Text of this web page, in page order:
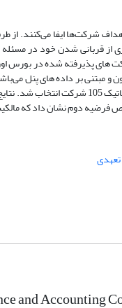
شرکت‌ها ایفا می‌کنند. از
از قربانی شدن خود در
بر داده های پنل
بورس اوراق بهادار تهران تشکیل
فرضیه دوم نشان داد که
تعهدی
and Accounting